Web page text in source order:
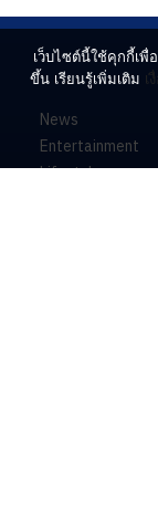
News
Entertainment
Lifestyle
เว็บไซต์นี้ใช้คุกกี้เพื่
ขึ้น เรียนรู้เพิ่มเติม เ